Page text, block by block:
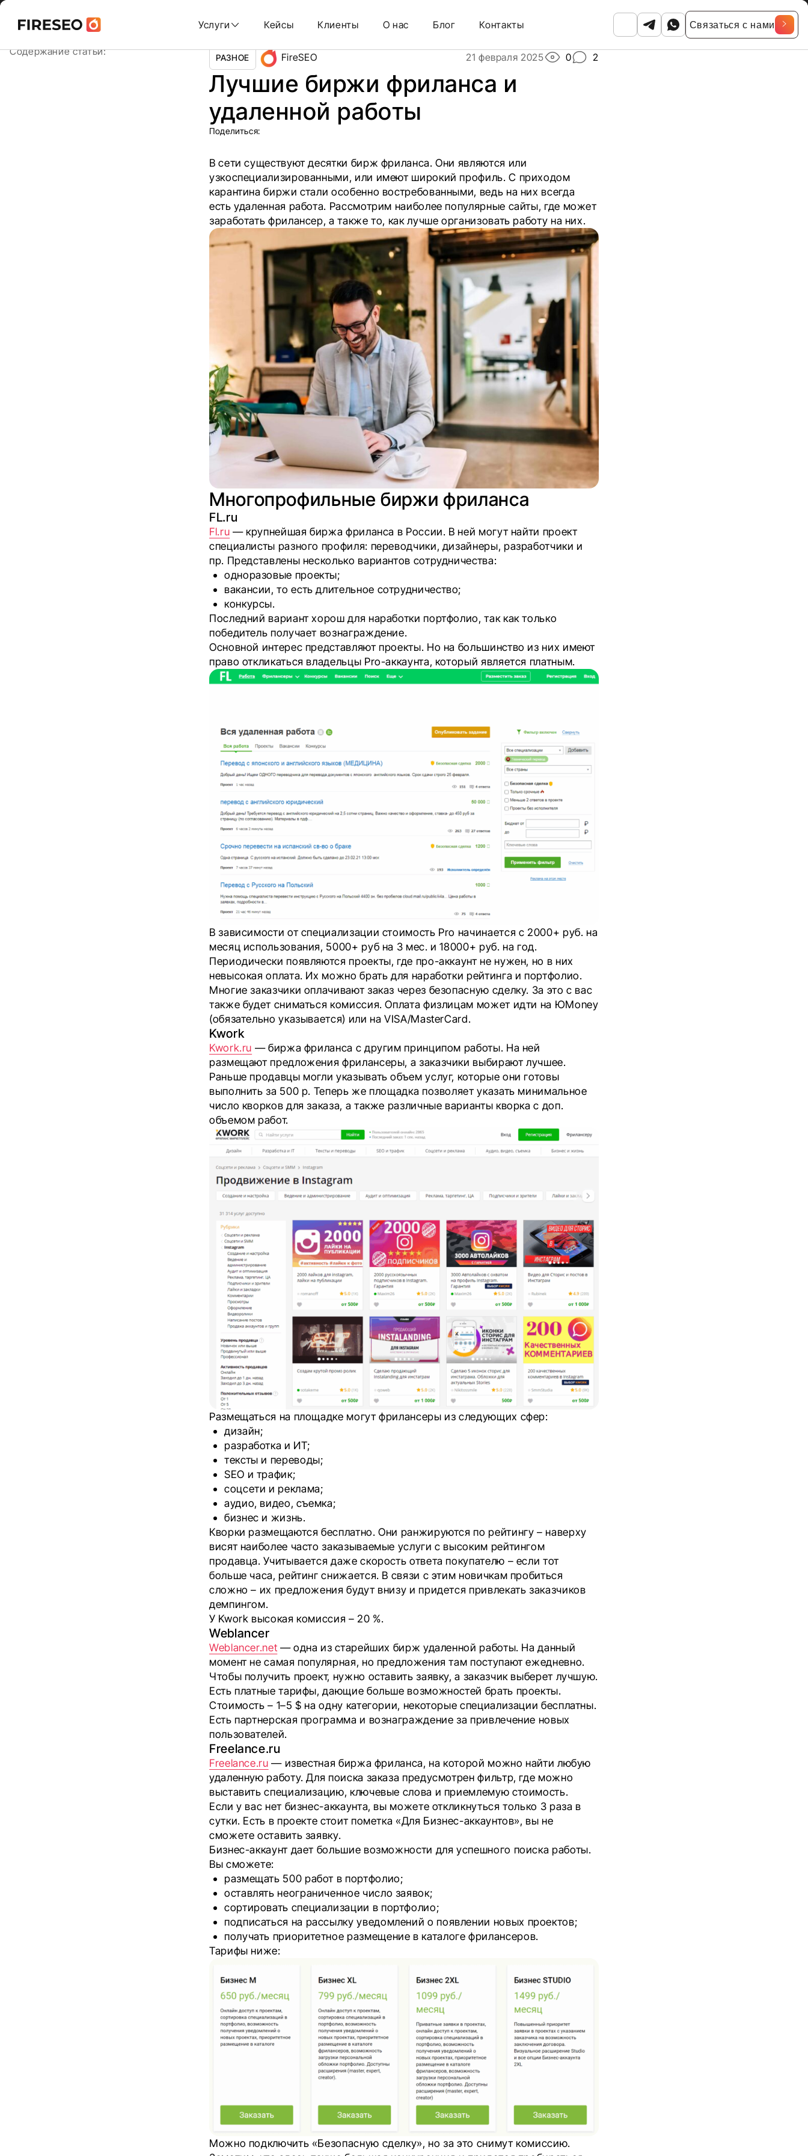
Skip
content
Услуги Кейсы Клиенты О нас Блог Контакты Связаться с нами
Ссылки
хлебных
Ссылки
хлебных
Содержание статьи: РАЗНОЕ FireSEO 21 февраля 2025 0 2
Лучшие биржи фриланса и
удаленной работы
Поделиться:
В сети существуют десятки бирж фриланса. Они являются или
узкоспециализированными, или имеют широкий профиль. С приходом
карантина биржи стали особенно востребованными, ведь на них всегда
есть удаленная работа. Рассмотрим наиболее популярные сайты, где может
заработать фрилансер, а также то, как лучше организовать работу на них.
Многопрофильные биржи фриланса
FL.ru
Fl.ru — крупнейшая биржа фриланса в России. В ней могут найти проект
специалисты разного профиля: переводчики, дизайнеры, разработчики и
пр. Представлены несколько вариантов сотрудничества:
одноразовые проекты;
вакансии, то есть длительное сотрудничество;
конкурсы.
Последний вариант хорош для наработки портфолио, так как только
победитель получает вознаграждение.
Основной интерес представляют проекты. Но на большинство из них имеют
право откликаться владельцы Pro-аккаунта, который является платным.
В зависимости от специализации стоимость Pro начинается с 2000+ руб. на
месяц использования, 5000+ руб на 3 мес. и 18000+ руб. на год.
Периодически появляются проекты, где про-аккаунт не нужен, но в них
невысокая оплата. Их можно брать для наработки рейтинга и портфолио.
Многие заказчики оплачивают заказ через безопасную сделку. За это с вас
также будет сниматься комиссия. Оплата физлицам может идти на ЮMoney
(обязательно указывается) или на VISA/MasterCard.
Kwork
Kwork.ru — биржа фриланса с другим принципом работы. На ней
размещают предложения фрилансеры, а заказчики выбирают лучшее.
Раньше продавцы могли указывать объем услуг, которые они готовы
выполнить за 500 р. Теперь же площадка позволяет указать минимальное
число кворков для заказа, а также различные варианты кворка с доп.
объемом работ.
Размещаться на площадке могут фрилансеры из следующих сфер:
дизайн;
разработка и ИТ;
тексты и переводы;
SEO и трафик;
соцсети и реклама;
аудио, видео, съемка;
бизнес и жизнь.
Кворки размещаются бесплатно. Они ранжируются по рейтингу – наверху
висят наиболее часто заказываемые услуги с высоким рейтингом
продавца. Учитывается даже скорость ответа покупателю – если тот
больше часа, рейтинг снижается. В связи с этим новичкам пробиться
сложно – их предложения будут внизу и придется привлекать заказчиков
демпингом.
У Kwork высокая комиссия – 20 %.
Weblancer
Weblancer.net — одна из старейших бирж удаленной работы. На данный
момент не самая популярная, но предложения там поступают ежедневно.
Чтобы получить проект, нужно оставить заявку, а заказчик выберет лучшую.
Есть платные тарифы, дающие больше возможностей брать проекты.
Стоимость – 1–5 $ на одну категории, некоторые специализации бесплатны.
Есть партнерская программа и вознаграждение за привлечение новых
пользователей.
Freelance.ru
Freelance.ru — известная биржа фриланса, на которой можно найти любую
удаленную работу. Для поиска заказа предусмотрен фильтр, где можно
выставить специализацию, ключевые слова и приемлемую стоимость.
Если у вас нет бизнес-аккаунта, вы можете откликнуться только 3 раза в
сутки. Есть в проекте стоит пометка «Для Бизнес-аккаунтов», вы не
сможете оставить заявку.
Бизнес-аккаунт дает большие возможности для успешного поиска работы.
Вы сможете:
размещать 500 работ в портфолио;
оставлять неограниченное число заявок;
сортировать специализации в портфолио;
подписаться на рассылку уведомлений о появлении новых проектов;
получать приоритетное размещение в каталоге фрилансеров.
Тарифы ниже:
Можно подключить «Безопасную сделку», но за это снимут комиссию.